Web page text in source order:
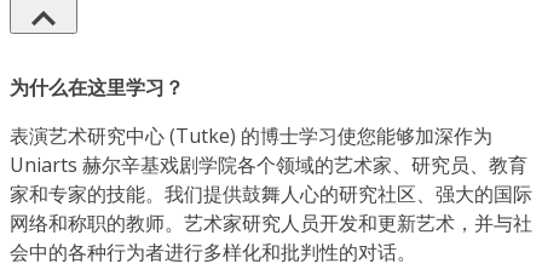
为什么在这里学习？
表演艺术研究中心 (Tutke) 的博士学习使您能够加深作为
Uniarts 赫尔辛基戏剧学院各个领域的艺术家、研究员、教育
家和专家的技能。我们提供鼓舞人心的研究社区、强大的国际
网络和称职的教师。艺术家研究人员开发和更新艺术，并与社
会中的各种行为者进行多样化和批判性的对话。